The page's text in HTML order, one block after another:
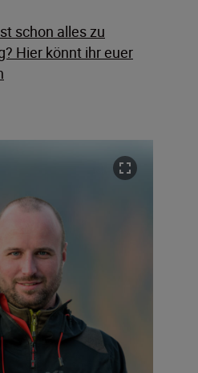
schon alles zu
Hier könnt ihr euer